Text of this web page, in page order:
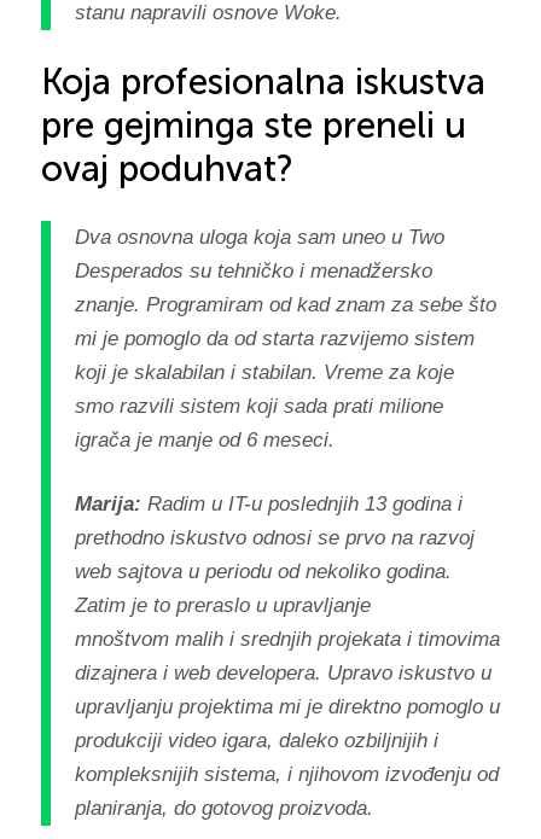
stanu napravili osnove Woke.
Koja profesionalna iskustva
pre gejminga ste preneli u
ovaj poduhvat?
Dva osnovna uloga koja sam uneo u Two
Desperados su tehničko i menadžersko
znanje. Programiram od kad znam za sebe što
mi je pomoglo da od starta razvijemo sistem
koji je skalabilan i stabilan. Vreme za koje
smo razvili sistem koji sada prati milione
igrača je manje od 6 meseci.
Marija: Radim u IT-u poslednjih 13 godina i
prethodno iskustvo odnosi se prvo na razvoj
web sajtova u periodu od nekoliko godina.
Zatim je to preraslo u upravljanje
mnoštvom malih i srednjih projekata i timovima
dizajnera i web developera. Upravo iskustvo u
upravljanju projektima mi je direktno pomoglo u
produkciji video igara, daleko ozbiljnijih i
kompleksnijih sistema, i njihovom izvođenju od
planiranja, do gotovog proizvoda.